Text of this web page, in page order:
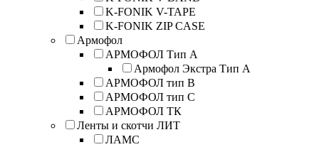
K-FONIK V-TAPE
K-FONIK ZIP CASE
Армофол
АРМОФОЛ Тип А
Армофол Экстра Тип A
АРМОФОЛ тип В
АРМОФОЛ тип C
АРМОФОЛ ТК
Ленты и скотчи ЛИТ
ЛАМС